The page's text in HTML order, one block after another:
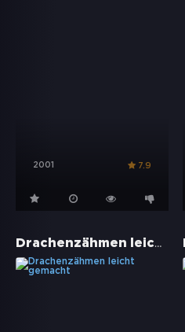
2001 7.9
Drachenzähmen leicht gemacht